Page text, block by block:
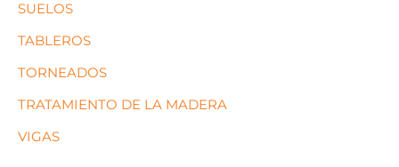
SUELOS
TABLEROS
TORNEADOS
TRATAMIENTO DE LA MADERA
VIGAS